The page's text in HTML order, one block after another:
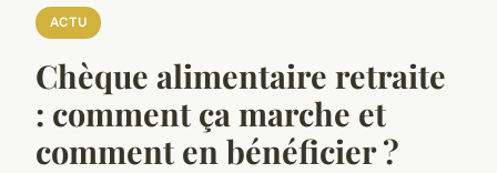
ACTU
Chèque alimentaire retraite
: comment ça marche et
comment en bénéficier ?